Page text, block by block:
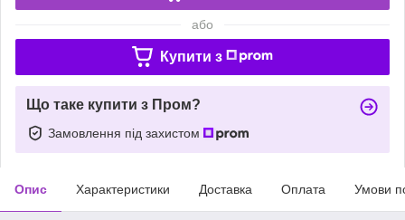
або
Купити з
Що таке купити з Пром?
Замовлення під захистом
Опис Характеристики Доставка Оплата Умови